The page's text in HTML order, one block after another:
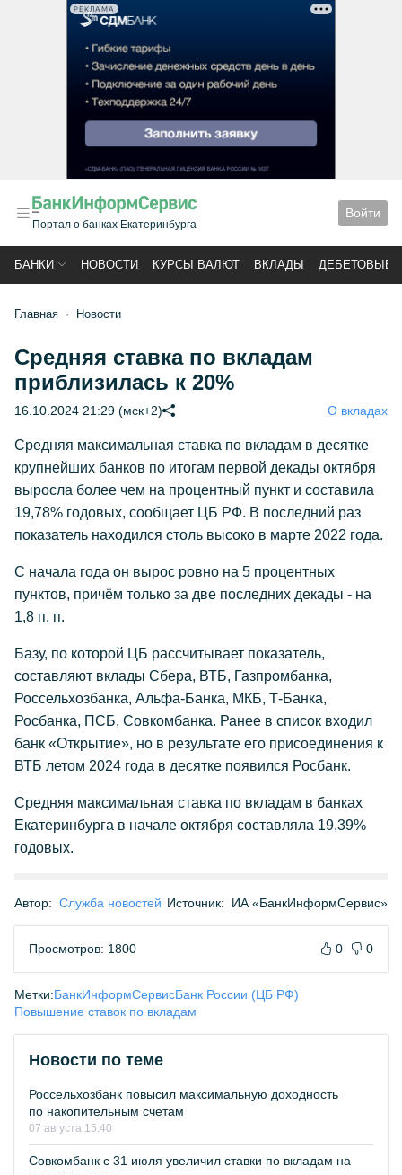
РЕКЛАМА
Портал о банках Екатеринбурга
Войти
БАНКИ НОВОСТИ КУРСЫ ВАЛЮТ ВКЛАДЫ ДЕБЕТОВЫЕ
Главная Новости
Средняя ставка по вкладам
приблизилась к 20%
16.10.2024 21:29 (мск+2) О вкладах
Средняя максимальная ставка по вкладам в десятке
крупнейших банков по итогам первой декады октября
выросла более чем на процентный пункт и составила
19,78% годовых, сообщает ЦБ РФ. В последний раз
показатель находился столь высоко в марте 2022 года.
С начала года он вырос ровно на 5 процентных
пунктов, причём только за две последних декады - на
1,8 п. п.
Базу, по которой ЦБ рассчитывает показатель,
составляют вклады Сбера, ВТБ, Газпромбанка,
Россельхозбанка, Альфа-Банка, МКБ, Т-Банка,
Росбанка, ПСБ, Совкомбанка. Ранее в список входил
банк «Открытие», но в результате его присоединения к
ВТБ летом 2024 года в десятке появился Росбанк.
Средняя максимальная ставка по вкладам в банках
Екатеринбурга в начале октября составляла 19,39%
годовых.
Автор: Служба новостей Источник: ИА «БанкИнформСервис»
Просмотров: 1800 0 0
Метки:БанкИнформСервисБанк России (ЦБ РФ)
Повышение ставок по вкладам
Новости по теме
Россельхозбанк повысил максимальную доходность
по накопительным счетам
07 августа 15:40
Совкомбанк с 31 июля увеличил ставки по вкладам на